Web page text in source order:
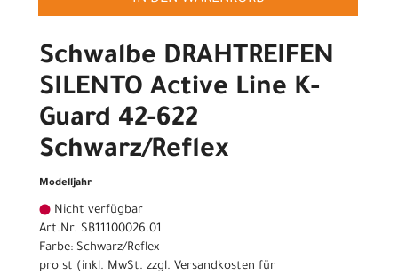
Schwalbe DRAHTREIFEN
SILENTO Active Line K-
Guard 42-622
Schwarz/Reflex
Modelljahr
Nicht verfügbar
Art.Nr. SB11100026.01
Farbe: Schwarz/Reflex
pro st (inkl. MwSt. zzgl. Versandkosten für